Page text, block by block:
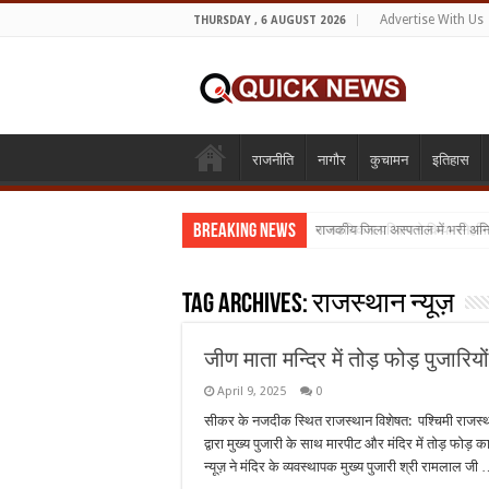
THURSDAY , 6 AUGUST 2026 Advertise With Us
राजनीति नागौर कुचामन इतिहास
Breaking News राजकीय जिला अस्पताल में भरी
मानवाधिकार परिवार ने किया
Tag Archives:राजस्थान न्यूज़
जीण माता मन्दिर में तोड़ फोड़
April 9, 2025 0
सीकर के नजदीक स्थित राजस्थान विशेषत: पश्चिमी
द्वारा मुख्य पुजारी के साथ मारपीट और मंदिर में तोड़
न्यूज़ ने मंदिर के व्यवस्थापक मुख्य पुजारी श्री रामलाल जी